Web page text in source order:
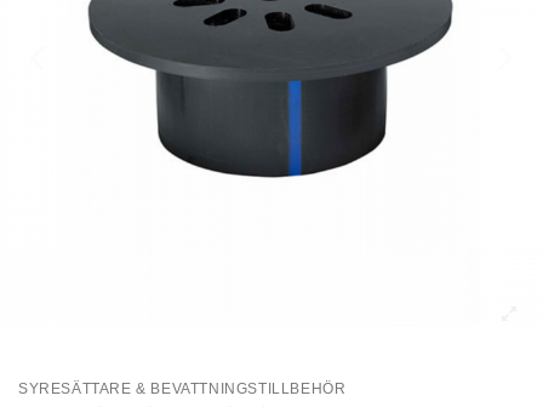
SYRESÄTTARE & BEVATTNINGSTILLBEHÖR